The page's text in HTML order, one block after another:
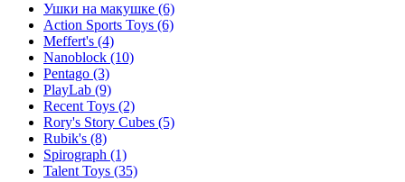
Ушки на макушке (6)
Action Sports Toys (6)
Meffert's (4)
Nanoblock (10)
Pentago (3)
PlayLab (9)
Recent Toys (2)
Rory's Story Cubes (5)
Rubik's (8)
Spirograph (1)
Talent Toys (35)